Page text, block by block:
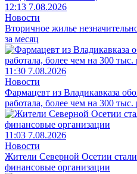
12:13 7.08.2026
Новости
Вторичное жилье
за месяц
11:30 7.08.2026
Новости
Фармацевт из Владикавказа
работала, более чем на 300 тыс.
11:03 7.08.2026
Новости
Жители Северной Осетии
финансовые организации